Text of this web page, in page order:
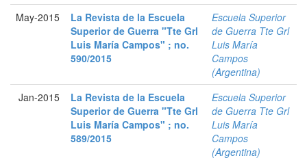
May-2015
La Revista de la Escuela
Superior de Guerra "Tte Grl
Luis María Campos" ; no.
590/2015
Escuela Superior
de Guerra Tte Grl
Luis María
Campos
(Argentina)
Jan-2015
La Revista de la Escuela
Superior de Guerra "Tte Grl
Luis María Campos" ; no.
589/2015
Escuela Superior
de Guerra Tte Grl
Luis María
Campos
(Argentina)